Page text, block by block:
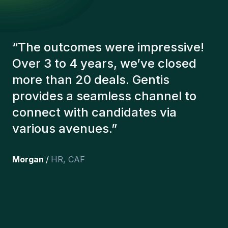
“The Gentis consultants have
always taken a number of factors
into account in order to present us
with the right candidates. The
people we've recruited are still
here, and personally I'm very
the team. ”